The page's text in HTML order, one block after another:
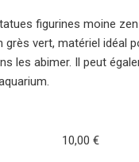
figurines moine
vert, matériel idéal
les abimer. Il peut
10,00 €